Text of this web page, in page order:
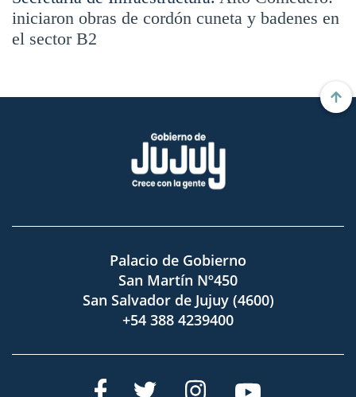
iniciaron obras de cordón cuneta y badenes en
el sector B2
Palacio de Gobierno
San Martín Nº450
San Salvador de Jujuy (4600)
+54 388 4239400